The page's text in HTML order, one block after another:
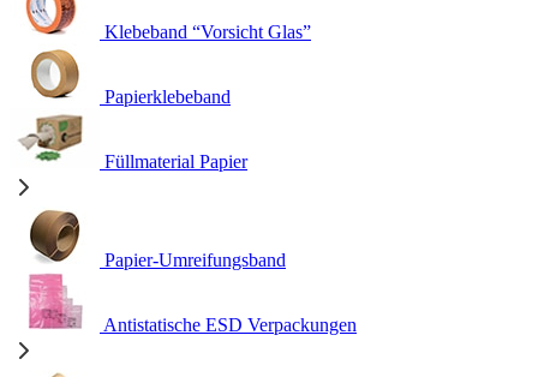
Klebeband “Vorsicht Glas”
Papierklebeband
Füllmaterial Papier
Papier-Umreifungsband
Antistatische ESD Verpackungen